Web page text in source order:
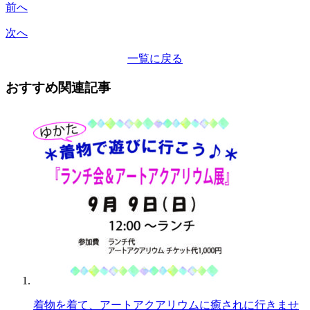
前へ
次へ
一覧に戻る
おすすめ関連記事
着物を着て、アートアクアリウムに癒されに行きませ